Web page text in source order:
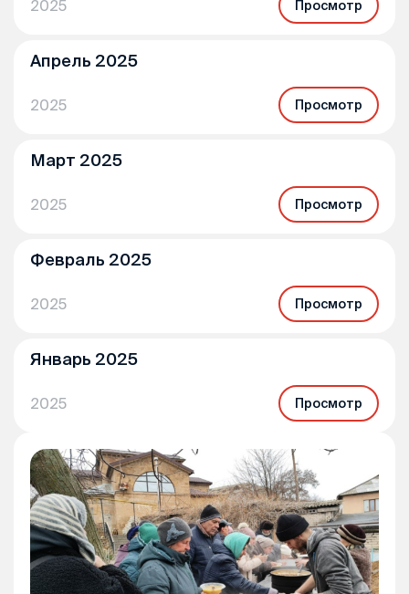
2025 Просмотр
Апрель 2025
2025 Просмотр
Март 2025
2025 Просмотр
Февраль 2025
2025 Просмотр
Январь 2025
2025 Просмотр